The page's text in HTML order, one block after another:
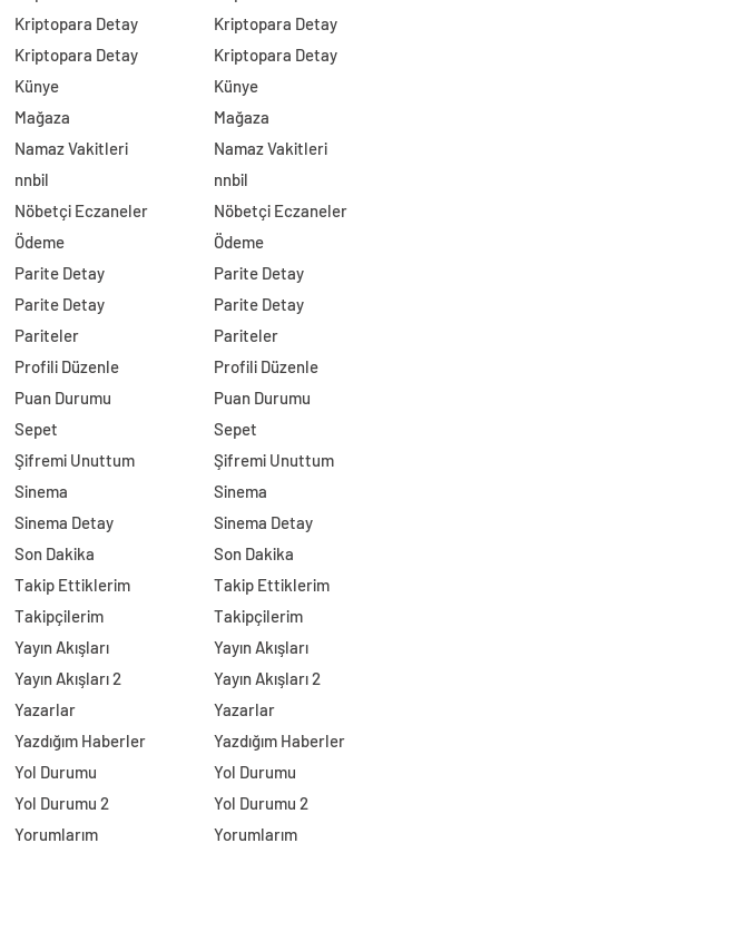
Kriptopara Detay
Kriptopara Detay
Künye
Mağaza
Namaz Vakitleri
nnbil
Nöbetçi Eczaneler
Ödeme
Parite Detay
Parite Detay
Pariteler
Profili Düzenle
Puan Durumu
Sepet
Şifremi Unuttum
Sinema
Sinema Detay
Son Dakika
Takip Ettiklerim
Takipçilerim
Yayın Akışları
Yayın Akışları 2
Yazarlar
Yazdığım Haberler
Yol Durumu
Yol Durumu 2
Yorumlarım
Kriptopara Detay
Kriptopara Detay
Künye
Mağaza
Namaz Vakitleri
nnbil
Nöbetçi Eczaneler
Ödeme
Parite Detay
Parite Detay
Pariteler
Profili Düzenle
Puan Durumu
Sepet
Şifremi Unuttum
Sinema
Sinema Detay
Son Dakika
Takip Ettiklerim
Takipçilerim
Yayın Akışları
Yayın Akışları 2
Yazarlar
Yazdığım Haberler
Yol Durumu
Yol Durumu 2
Yorumlarım